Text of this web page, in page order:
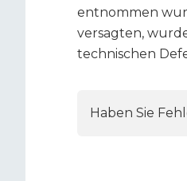
entnommen
versagten,
technischen
Haben Sie